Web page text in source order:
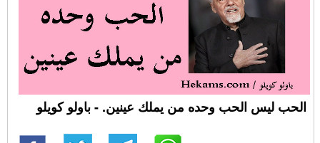
الحب ليس الحب وحده من يملك عينين. - باولو كويلو